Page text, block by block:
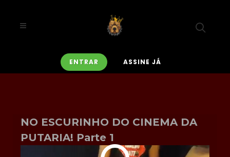
ENTRAR ASSINE JÁ
NO ESCURINHO DO CINEMA DA
PUTARIA! Parte 1